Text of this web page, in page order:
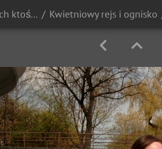
Różne imprezy na których ktoś pstrykał zdjęcia Kwietniowy rejs i ognisko